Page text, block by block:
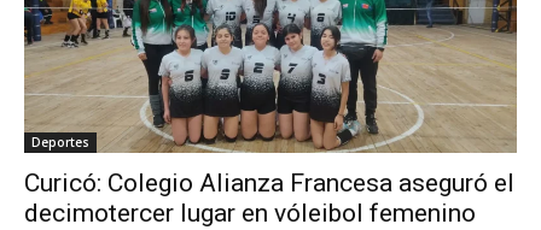
Deportes
Curicó: Colegio Alianza Francesa aseguró el
decimotercer lugar en vóleibol femenino